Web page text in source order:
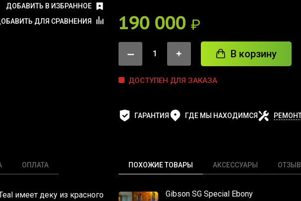
ДОБАВИТЬ В ИЗБРАННОЕ
ДЛЯ СРАВНЕНИЯ
190 000 ₽
В корзину
ДОСТУПЕН ДЛЯ ЗАКАЗА
ГАРАНТИЯ ГДЕ МЫ НАХОДИМСЯ
ОПЛАТА
имеет деку из красного
ПОХОЖИЕ ТОВАРЫ АКСЕССУАРЫ
Gibson SG Special Ebony